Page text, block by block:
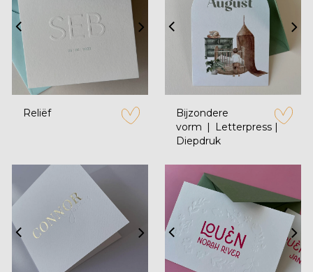
Reliëf
zet op verlanglijstje
Bijzondere
vorm
Letterpress |
Diepdruk
zet op